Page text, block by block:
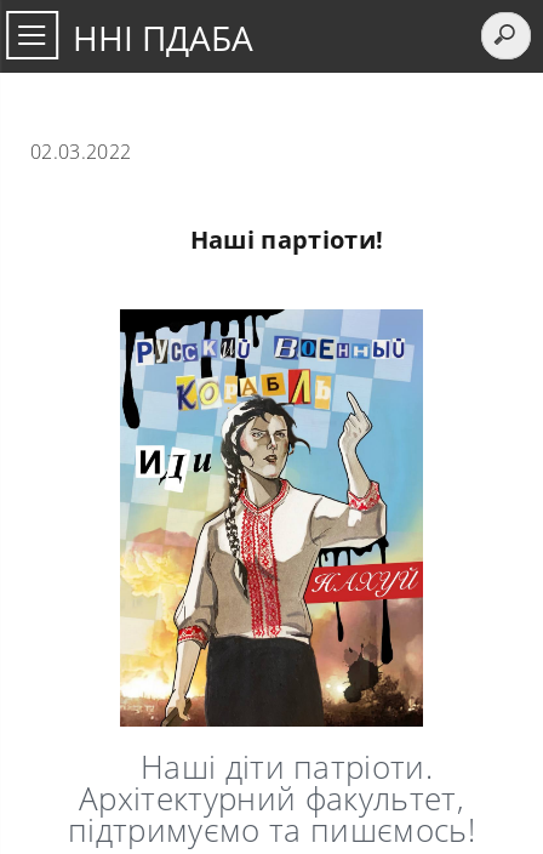
ННІ ПДАБА
02.03.2022
Наші партіоти!
Наші діти патріоти.
Архітектурний факультет,
підтримуємо та пишємось!